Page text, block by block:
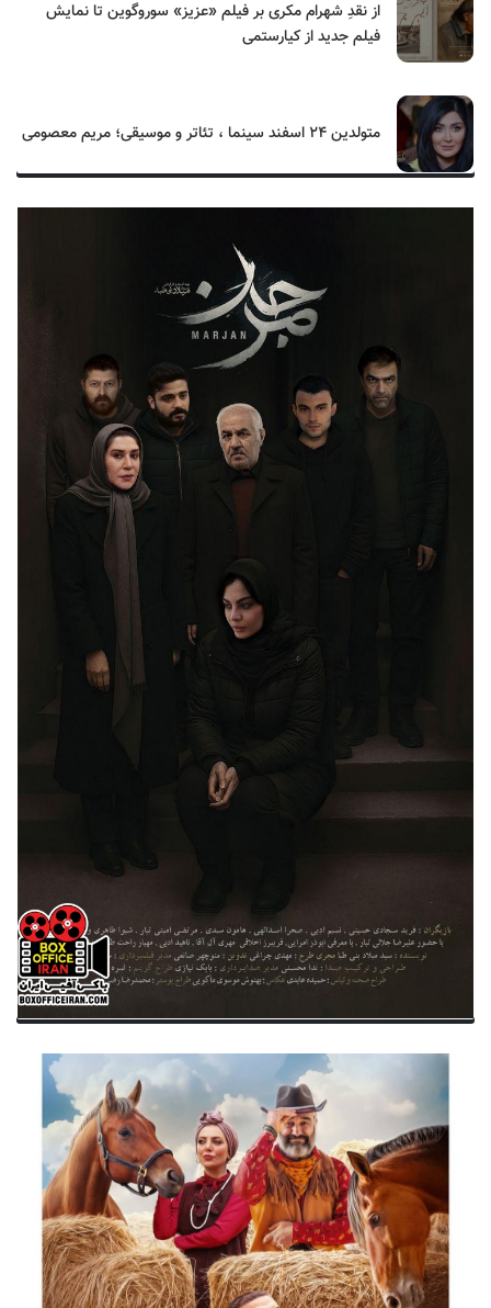
از نقدِ شهرام مکری بر فیلم «عزیز» سوروگوین تا نمایش
فیلم جدید از کیارستمی
متولدین ۲۴ اسفند سینما ، تئاتر و موسیقی؛ مریم معصومی